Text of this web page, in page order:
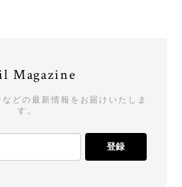
Magazine
どの最新情報をお届けいたしま
す。
登録